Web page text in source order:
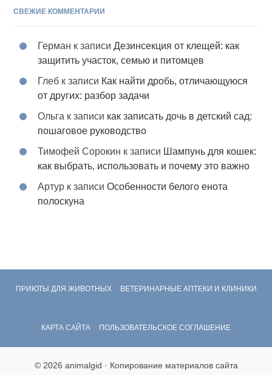
СВЕЖИЕ КОММЕНТАРИИ
Герман к записиДезинсекция от клещей: как
защитить участок, семью и питомцев
Глеб к записи Как найти дробь, отличающуюся
от других: разбор задачи
Ольга к записи как записать дочь в детский сад:
пошаговое руководство
Тимофей Сорокин к записи Шампунь для кошек:
как выбрать, использовать и почему это важно
Артур к записиОсобенности белого енота
полоскуна
ПРИЮТЫ ДЛЯ ЖИВОТНЫХ ВЕТЕРИНАРНЫЕ АПТЕКИ И КЛИНИКИ
КАРТА САЙТА ПОЛЬЗОВАТЕЛЬСКОЕ СОГЛАШЕНИЕ
© 2026 animalgid · Копирование материалов сайта